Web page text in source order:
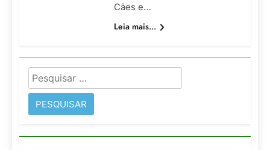
Cães e…
Leia mais...
Pesquisar
por: